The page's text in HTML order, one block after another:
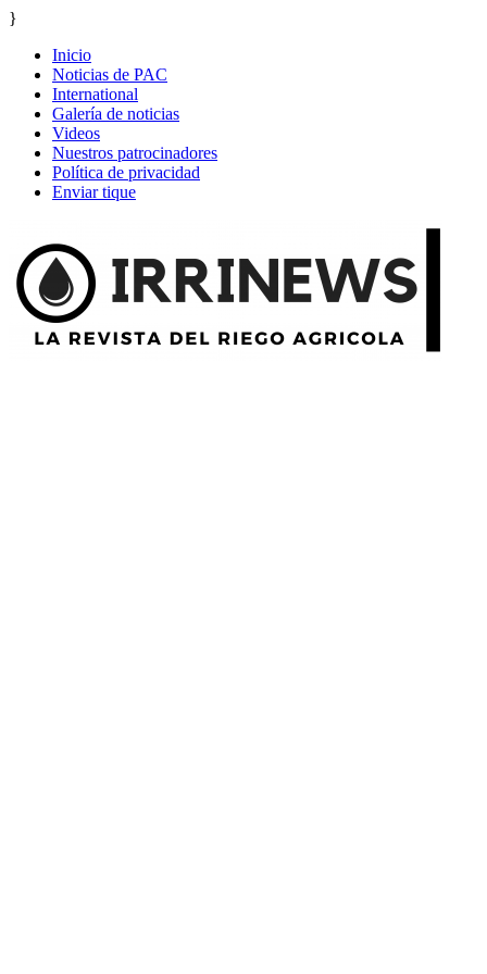
}
Inicio
Noticias de PAC
International
Galería de noticias
Videos
Nuestros patrocinadores
Política de privacidad
Enviar tique